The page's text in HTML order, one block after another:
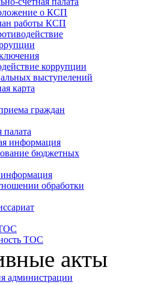
о КСП
работы КСП
коррупции
выступелений
карта
граждан
информация
бюджетных
обработки
ТОС
акты
администрации